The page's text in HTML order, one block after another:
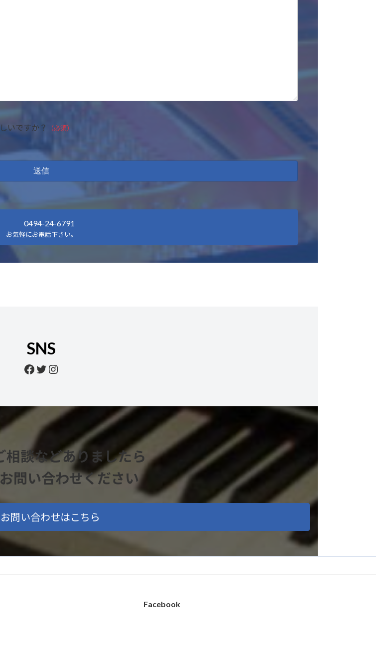
いですか？ （必須）
0494-24-6791
お気軽にお電話下さい。
SNS
Facebook
Twitter
Instagram
相談などありましたら
問い合わせください
お問い合わせはこちら
Facebook